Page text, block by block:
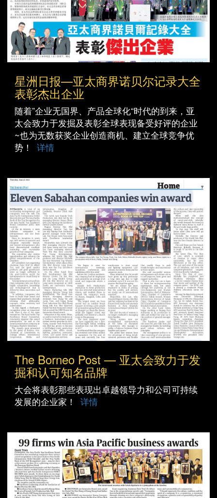
星洲日报—亚太商界诺贝尔记录大全
表彰杰出企业
随着”企业无国界、产品全球化“时代的到来，亚
太会致力于发掘及表彰全球表现备受好评的企业
~也为无数获奖企业创造商机、建立全球竞争优
势！
详情
The Borneo Post — 亚太会致力于发
掘和认可知名品牌
大会将表彰那些表现出卓越领导力和公司可持续
发展的企业家！
详情